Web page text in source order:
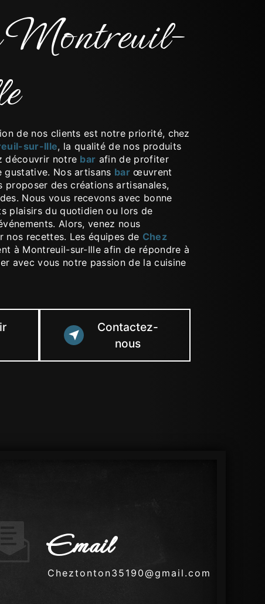
de nos clients est notre priorité, chez
sur-Ille, la qualité de nos produits
découvrir notre bar afin de profiter
gustative. Nos artisans bar œuvrent
proposer des créations artisanales,
Nous vous recevons avec bonne
plaisirs du quotidien ou lors de
Alors, venez nous
nos recettes. Les équipes de Chez
à Montreuil-sur-Ille afin de répondre à
avec vous notre passion de la cuisine
Contactez-
nous
Email
cheztonton35190@gmail.com